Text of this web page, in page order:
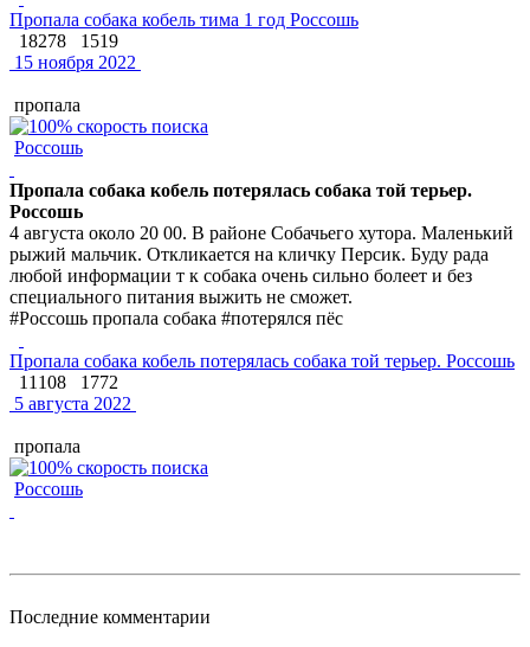
Пропала собака кобель тима 1 год Россошь
18278
1519
15 ноября 2022
пропала
Россошь
Пропала собака кобель потерялась собака той терьер.
Россошь
4 августа около 20 00. В районе Собачьего хутора. Маленький
рыжий мальчик. Откликается на кличку Персик. Буду рада
любой информации т к собака очень сильно болеет и без
специального питания выжить не сможет.
#Россошь пропала собака #потерялся пёс
Пропала собака кобель потерялась собака той терьер. Россошь
11108
1772
5 августа 2022
пропала
Россошь
Последние комментарии